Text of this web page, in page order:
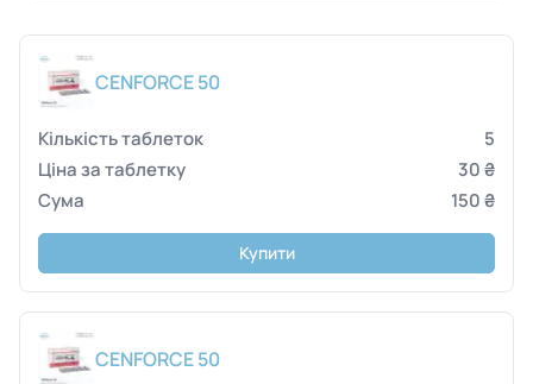
CENFORCE 50
5
30 ₴
150 ₴
Купити
CENFORCE 50